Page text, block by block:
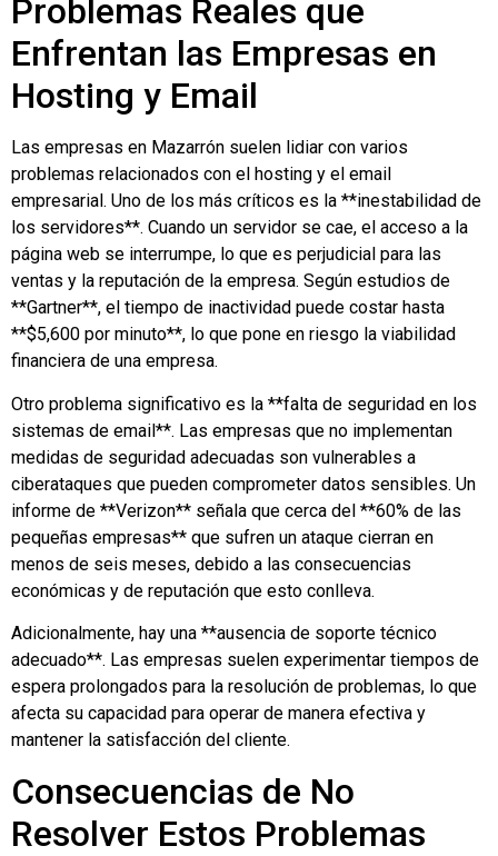
Problemas Reales que
Enfrentan las Empresas en
Hosting y Email
Las empresas en Mazarrón suelen lidiar con varios
problemas relacionados con el hosting y el email
empresarial. Uno de los más críticos es la **inestabilidad de
los servidores**. Cuando un servidor se cae, el acceso a la
página web se interrumpe, lo que es perjudicial para las
ventas y la reputación de la empresa. Según estudios de
**Gartner**, el tiempo de inactividad puede costar hasta
**$5,600 por minuto**, lo que pone en riesgo la viabilidad
financiera de una empresa.
Otro problema significativo es la **falta de seguridad en los
sistemas de email**. Las empresas que no implementan
medidas de seguridad adecuadas son vulnerables a
ciberataques que pueden comprometer datos sensibles. Un
informe de **Verizon** señala que cerca del **60% de las
pequeñas empresas** que sufren un ataque cierran en
menos de seis meses, debido a las consecuencias
económicas y de reputación que esto conlleva.
Adicionalmente, hay una **ausencia de soporte técnico
adecuado**. Las empresas suelen experimentar tiempos de
espera prolongados para la resolución de problemas, lo que
afecta su capacidad para operar de manera efectiva y
mantener la satisfacción del cliente.
Consecuencias de No
Resolver Estos Problemas